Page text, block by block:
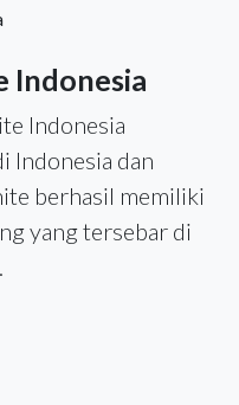
Indonesia
Indonesia
Indonesia dan
berhasil memiliki
yang tersebar di